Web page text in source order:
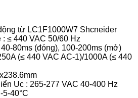
từ LC1F1000W7 Shcneider
≤ 440 VAC 50/60 Hz
80ms (đóng), 100-200ms (mở)
(≤ 440 VAC AC-1)/1000A (≤ 440
Uc : 265-277 VAC 40-400 Hz
40°C